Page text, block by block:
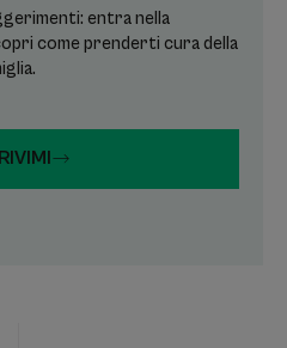
entra nella
come prenderti cura della